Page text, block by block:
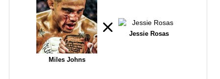
Miles Johns
Jessie Rosas